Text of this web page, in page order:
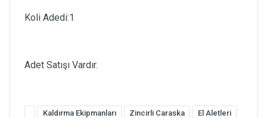
Koli Adedi:1
Adet Satışı Vardır.
Kaldırma Ekipmanları Zincirli Caraska
El Aletleri